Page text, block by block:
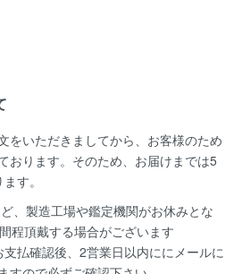
をいただきましてから、お客様のため
おります。そのため、お届けまでは5
す。
、製造工場や鑑定機関がお休みとな
程頂戴する場合がございます
払確認後、2営業日以内ににメールに